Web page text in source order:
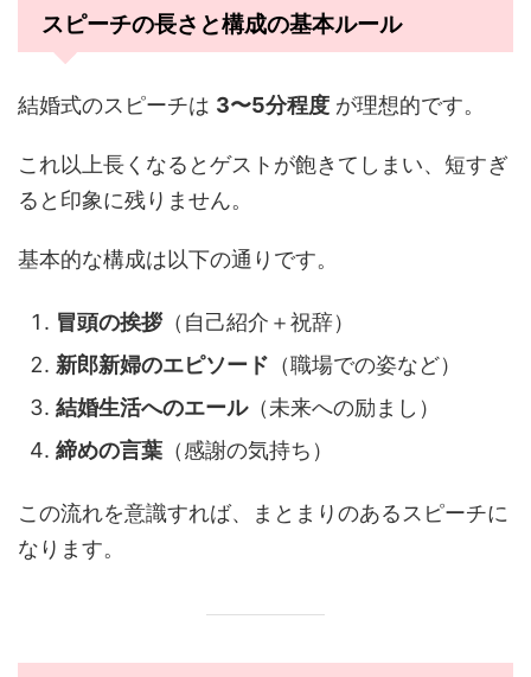
スピーチの長さと構成の基本ルール
結婚式のスピーチは 3〜5分程度 が理想的です。
これ以上長くなるとゲストが飽きてしまい、短すぎ
ると印象に残りません。
基本的な構成は以下の通りです。
冒頭の挨拶（自己紹介＋祝辞）
新郎新婦のエピソード （職場での姿など）
結婚生活へのエール（未来への励まし）
締めの言葉 （感謝の気持ち）
この流れを意識すれば、まとまりのあるスピーチに
なります。